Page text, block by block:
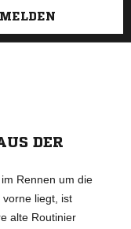
DER
Rennen um die
liegt, ist
alte Routinier